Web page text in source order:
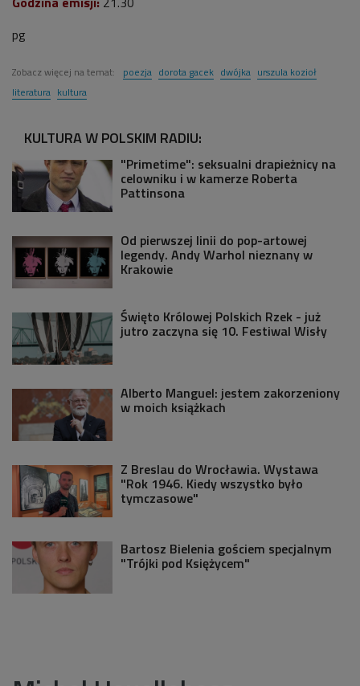
pg
Zobacz więcej na temat: poezja dorota gacek dwójka urszula kozioł
literatura kultura
KULTURA W POLSKIM RADIU:
"Primetime": seksualni drapieżnicy na
celowniku i w kamerze Roberta
Pattinsona
Od pierwszej linii do pop-artowej
legendy. Andy Warhol nieznany w
Krakowie
Święto Królowej Polskich Rzek - już
jutro zaczyna się 10. Festiwal Wisły
Alberto Manguel: jestem zakorzeniony
w moich książkach
Z Breslau do Wrocławia. Wystawa
"Rok 1946. Kiedy wszystko było
tymczasowe"
Bartosz Bielenia gościem specjalnym
"Trójki pod Księżycem"